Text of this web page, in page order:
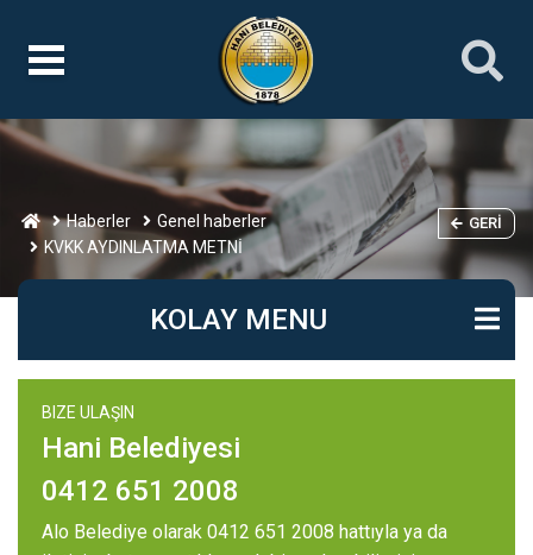
Haberler
Genel haberler
KVKK AYDINLATMA METNİ
GERI
KOLAY MENU
BIZE ULAŞIN
Hani Belediyesi
0412 651 2008
Alo Belediye olarak 0412 651 2008 hattıyla ya da